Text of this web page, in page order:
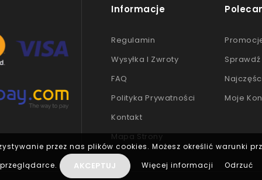
Informacje
Regulamin
Wysyłka I Zwroty
FAQ
Polityka Prywatności
Kontakt
Mapa Strony
Moje
przez nas plików cookies. Możesz określić warunki
przeglądarce.
AKCEPTUJ Więcej informacji Odrzuć